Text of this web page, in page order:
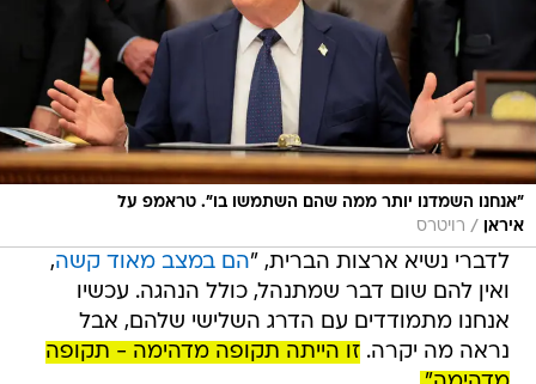
"אנחנו השמדנו יותר ממה שהם השתמשו בו". טראמפ על
איראן
/ רויטרס
לדברי נשיא ארצות הברית, "הם במצב מאוד קשה,
ואין להם שום דבר שמתנהל, כולל הנהגה. עכשיו
אנחנו מתמודדים עם הדרג השלישי שלהם, אבל
נראה מה יקרה.זו הייתה תקופה מדהימה - תקופה